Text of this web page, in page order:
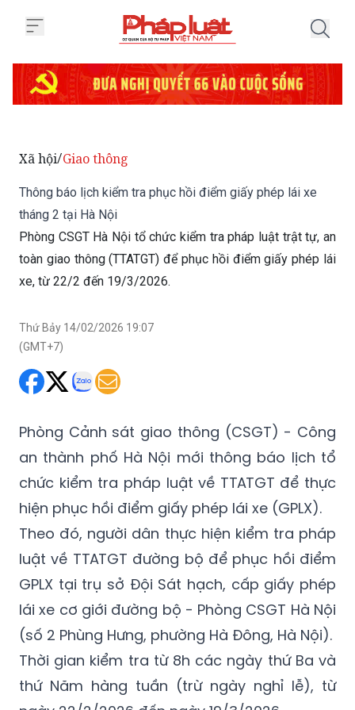
Thông báo lịch kiểm tra phục hồi điểm giấy phép lái xe
Phòng CSGT Hà Nội tổ chức kiểm tra pháp luật trật tự, an
toàn giao thông (TTATGT) để phục hồi điểm giấy phép lái
xe, từ 22/2 đến 19/3/2026.
Thứ Bảy 14/02/2026 19:07
Phòng Cảnh sát giao thông (CSGT) - Công
chức kiểm tra pháp luật về TTATGT để thực
hiện phục hồi điểm giấy phép lái xe (GPLX).
Theo đó, người dân thực hiện kiểm tra pháp
luật về TTATGT đường bộ để phục hồi điểm
GPLX tại trụ sở Đội Sát hạch, cấp giấy phép
lái xe cơ giới đường bộ - Phòng CSGT Hà Nội
(số 2 Phùng Hưng, phường Hà Đông, Hà Nội).
Thời gian kiểm tra từ 8h các ngày thứ Ba và
thứ Năm hàng tuần (trừ ngày nghỉ lễ), từ
ngày 22/2/2026 đến ngày 19/3/2026.
Phòng CSGT - Công an TP Hà Nội đề nghị